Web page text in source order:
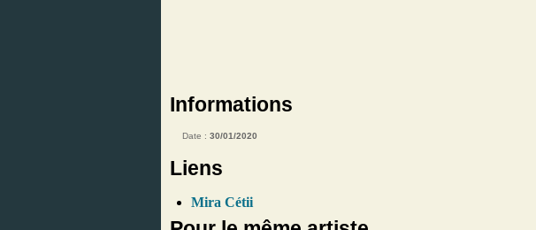
Informations
Date : 30/01/2020
Liens
Mira Cétii